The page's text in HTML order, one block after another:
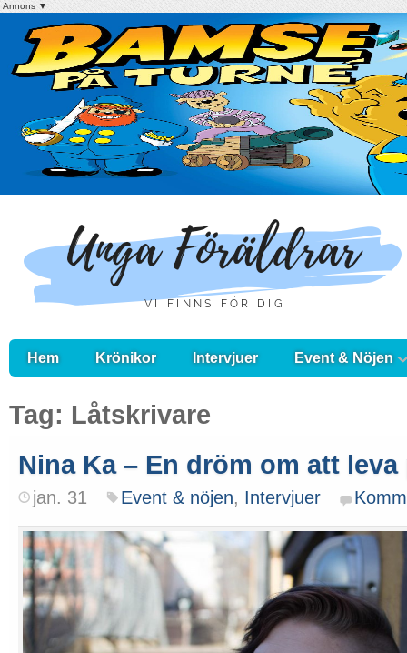
Annons ▼
Hem Krönikor Intervjuer Event & Nöjen
Tag: Låtskrivare
Nina Ka – En dröm om att
jan. 31 Event & nöjen, Intervjuer